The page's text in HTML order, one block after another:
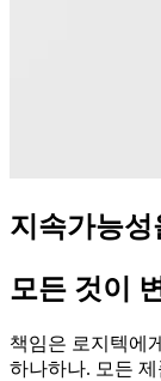
지속가능성
모든 것이
책임은 로지텍에
하나하나. 모든